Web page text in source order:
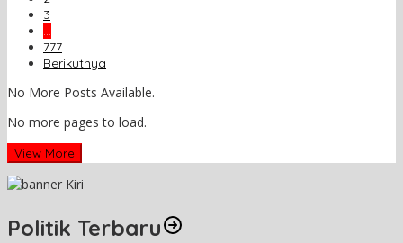
3
…
777
Berikutnya
No More Posts Available.
No more pages to load.
View More
Politik Terbaru